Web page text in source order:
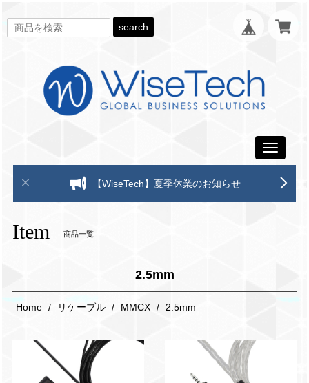
search
Toggle
【WiseTech】夏季休業のお知らせ
Item 商品一覧
2.5mm
Home リケーブル MMCX 2.5mm